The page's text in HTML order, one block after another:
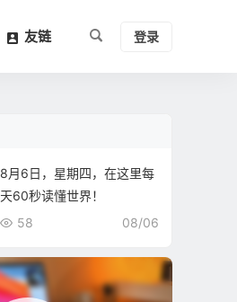
友链 登录
8月6日，星期四，在这里每
天60秒读懂世界！
08/06
58